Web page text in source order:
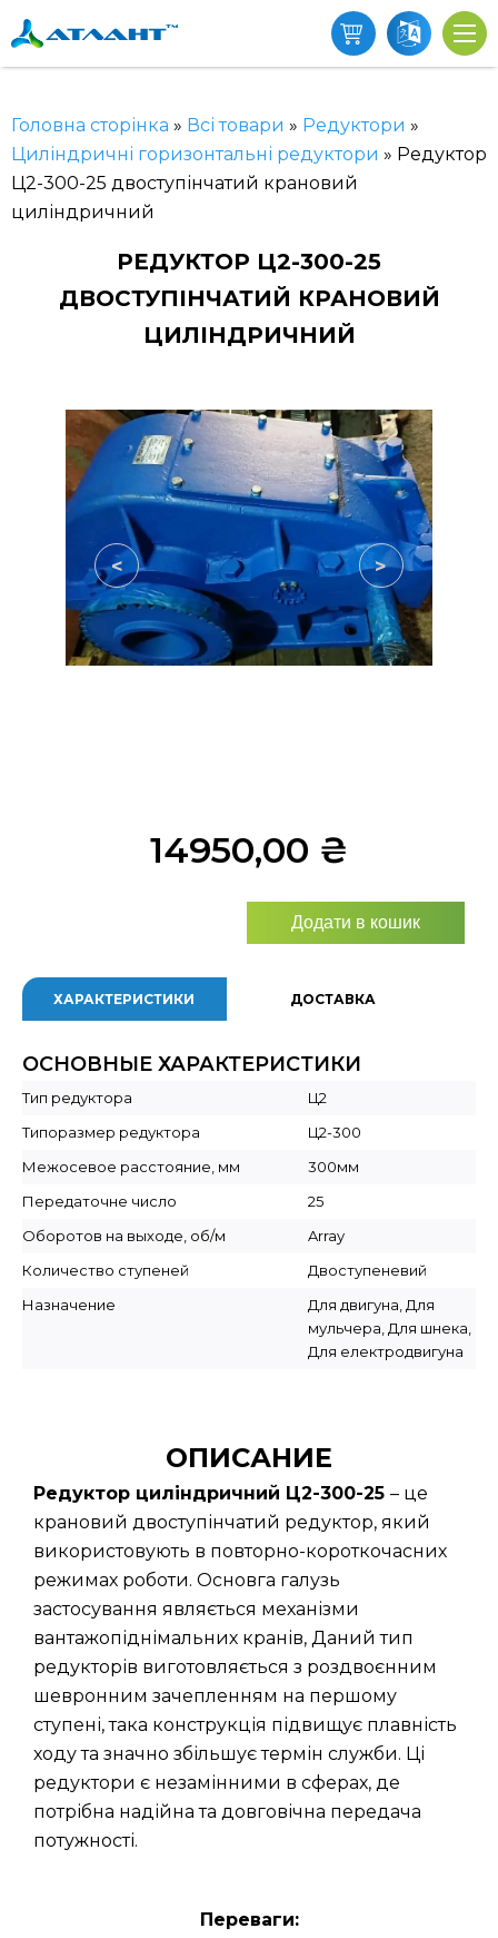
Головна сторінка » Всі товари » Редуктори »
Циліндричні горизонтальні редуктори » Редуктор
Ц2-300-25 двоступінчатий крановий
циліндричний
РЕДУКТОР Ц2-300-25
ДВОСТУПІНЧАТИЙ КРАНОВИЙ
ЦИЛІНДРИЧНИЙ
< >
14950,00 ₴
Додати в кошик
ХАРАКТЕРИСТИКИ ДОСТАВКА
ОСНОВНЫЕ ХАРАКТЕРИСТИКИ
Тип редуктора
Ц2
Типоразмер редуктора
Ц2-300
Межосевое расстояние, мм
300мм
Передаточне число
25
Оборотов на выходе, об/м
Array
Количество ступеней
Двоступеневий
Назначение
Для двигуна, Для
мульчера, Для шнека,
Для електродвигуна
ОПИСАНИЕ
Редуктор циліндричний Ц2-300-25 – це
крановий двоступінчатий редуктор, який
використовують в повторно-короткочасних
режимах роботи. Основга галузь
застосування являється механізми
вантажопіднімальних кранів, Даний тип
редукторів виготовляється з роздвоєнним
шевронним зачепленням на першому
ступені, така конструкція підвищує плавність
ходу та значно збільшує термін служби. Ці
редуктори є незамінними в сферах, де
потрібна надійна та довговічна передача
потужності.
Переваги: